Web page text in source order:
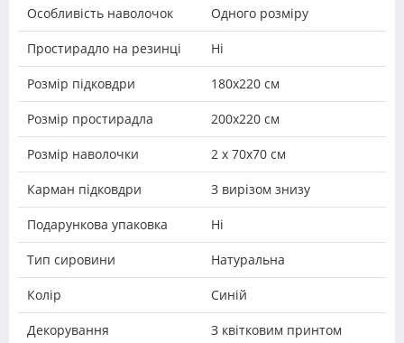
Особливість наволочок Одного розміру
Простирадло на резинці Ні
Розмір підковдри 180х220 см
Розмір простирадла 200х220 см
Розмір наволочки 2 х 70х70 см
Карман підковдри З вирізом знизу
Подарункова упаковка Ні
Тип сировини Натуральна
Колір Синій
Декорування З квітковим принтом